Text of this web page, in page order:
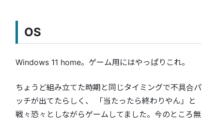
OS
Windows 11 home。ゲーム用にはやっぱりこれ。
ちょうど組み立てた時期と同じタイミングで不具合パ
ッチが出てたらしく、 「当たったら終わりやん」と
戦々恐々としながらゲームしてました。今のところ無